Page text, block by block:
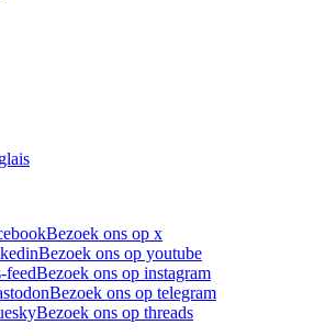
Bezoek ons op x
Bezoek ons op youtube
feedBezoek ons op instagram
Bezoek ons op telegram
Bezoek ons op threads